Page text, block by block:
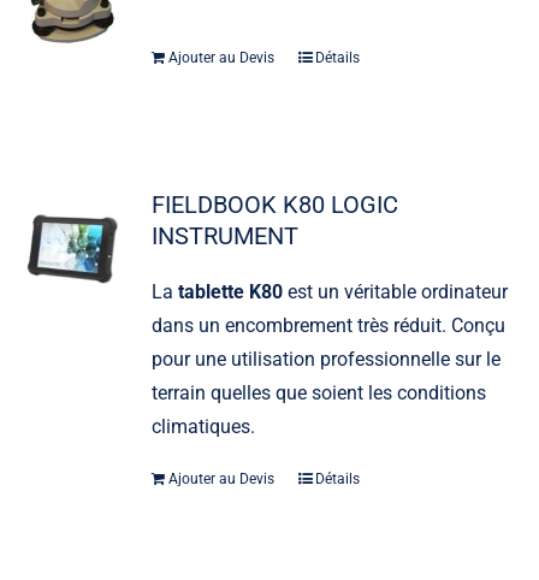
Ajouter au Devis Détails
FIELDBOOK K80 LOGIC
INSTRUMENT
La tablette K80est un véritable ordinateur
dans un encombrement très réduit. Conçu
pour une utilisation professionnelle sur le
terrain quelles que soient les conditions
climatiques.
Ajouter au Devis Détails